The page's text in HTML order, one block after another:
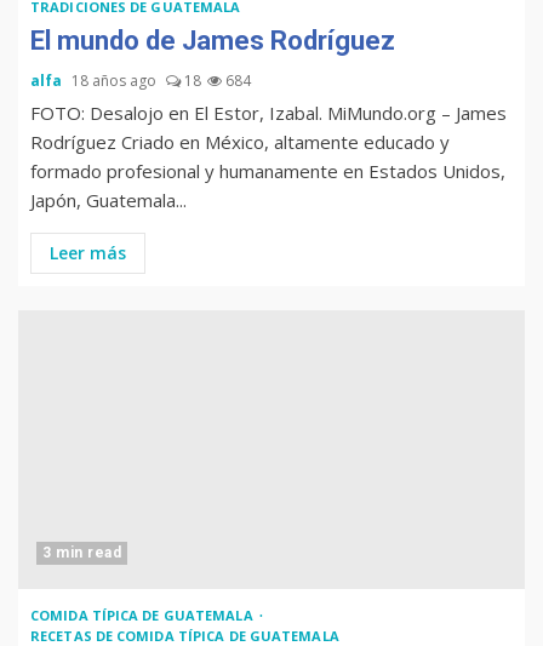
TRADICIONES DE GUATEMALA
El mundo de James Rodríguez
alfa 18 años ago 18 684
FOTO: Desalojo en El Estor, Izabal. MiMundo.org – James
Rodríguez Criado en México, altamente educado y
formado profesional y humanamente en Estados Unidos,
Japón, Guatemala...
Leer más
3 min read
COMIDA TÍPICA DE GUATEMALA
RECETAS DE COMIDA TÍPICA DE GUATEMALA